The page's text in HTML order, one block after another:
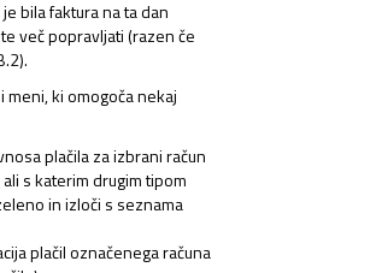
bila faktura na ta dan
več popravljati (razen če
ki omogoča nekaj
plačila za izbrani račun
s katerim drugim tipom
in izloči s seznama
plačil označenega računa